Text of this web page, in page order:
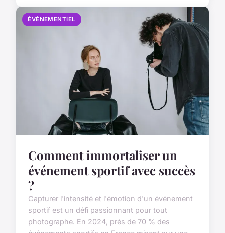
ÉVÉNEMENTIEL
Comment immortaliser un
événement sportif avec succès
?
Capturer l'intensité et l'émotion d'un événement
sportif est un défi passionnant pour tout
photographe. En 2024, près de 70 % des